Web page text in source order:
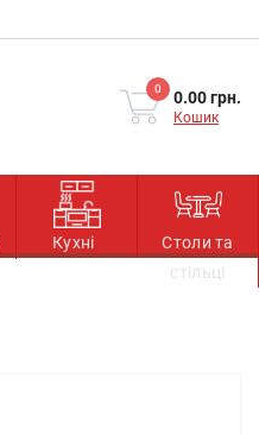
0 0.00 грн.
Кошик
Кухні
Столи та
стільці